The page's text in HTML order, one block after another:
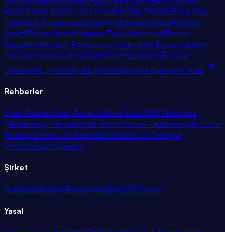
AnalizGörsel StüdyoÜrün FotoğrafıSatış TahminiRakip Stok
TakibiÜrün AraştırmaKategori AnaliziMarka AnaliziMağaza
AnaliziReklam AnaliziSıralama TakibiMega KeşifBarkod
SorgulamaMağaza EntegrasyonuOtomatik BuyboxMüşteri
SorularıKomisyon HesaplamaDesi HesaplamaEn Çok
SatanlarNiş FırsatlarAnaliz AraçlarıChrome Eklentisini Yükle
Rehberler
Satıcı RehberiSatıcı Paneli RehberiSatıcı SSSMuhasebe
RehberiVergi RehberiŞirket KurmaToptan TedarikJungle Scout
AlternatifiHelium 10 AlternatifiTPro360 vs Trendyol
ProTPro360 vs Sellerg
Şirket
HakkımızdaİletişimBlogdestek@tpro360.com
Yasal